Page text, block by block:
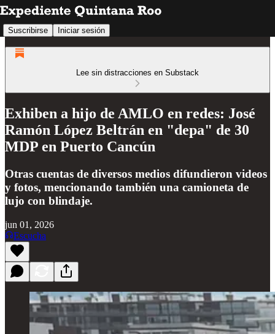
Suscribirse Iniciar sesión
Lee sin distracciones en Substack
Exhiben a hijo de AMLO en redes: José
Ramón López Beltrán en "depa" de 30
MDP en Puerto Cancún
Otras cuentas de diversos medios difundieron videos
y fotos, mencionando también una camioneta de
lujo con blindaje.
jun 01, 2026
Escucha